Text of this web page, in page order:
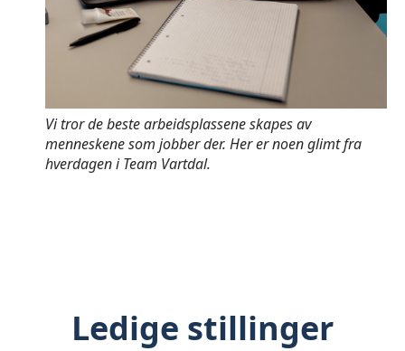
Vi tror de beste arbeidsplassene skapes av
menneskene som jobber der. Her er noen glimt fra
hverdagen i Team Vartdal.
Ledige stillinger